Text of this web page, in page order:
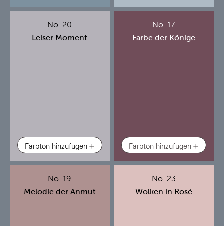
No. 20
Leiser Moment
Farbton hinzufügen
No. 17
Farbe der Könige
Farbton hinzufügen
No. 19
Melodie der Anmut
No. 23
Wolken in Rosé